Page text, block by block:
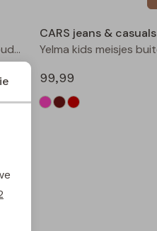
Yelma kids meisjes buiten jack oud rose
CARS jeans & casuals
99,99